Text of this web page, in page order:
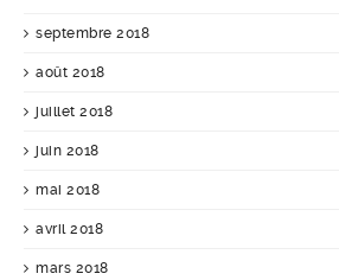
septembre 2018
août 2018
juillet 2018
juin 2018
mai 2018
avril 2018
mars 2018